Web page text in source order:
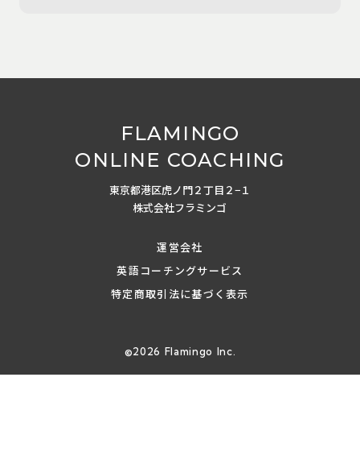
FLAMINGO
ONLINE COACHING
東京都港区虎ノ門２丁目２−１
株式会社フラミンゴ
運営会社
英語コーチングサービス
特定商取引法に基づく表示
©︎2026 Flamingo Inc.